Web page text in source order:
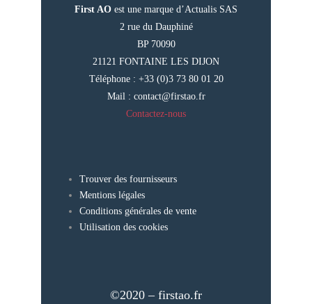
First AO est une marque d’Actualis SAS
2 rue du Dauphiné
BP 70090
21121 FONTAINE LES DIJON
Téléphone : +33 (0)3 73 80 01 20
Mail : contact@firstao.fr
Contactez-nous
Trouver des fournisseurs
Mentions légales
Conditions générales de vente
Utilisation des cookies
©2020 – firstao.fr